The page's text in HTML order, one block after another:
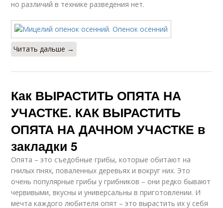
но различий в технике разведения нет.
Читать дальше →
Как ВЫРАСТИТЬ ОПЯТА НА
УЧАСТКЕ. КАК ВЫРАСТИТЬ
ОПЯТА НА ДАЧНОМ УЧАСТКЕ в
закладки 5
Опята – это съедобные грибы, которые обитают на
гнилых пнях, поваленных деревьях и вокруг них. Это
очень популярные грибы у грибников – они редко бывают
червивыми, вкусны и универсальны в приготовлении. И
мечта каждого любителя опят – это вырастить их у себя